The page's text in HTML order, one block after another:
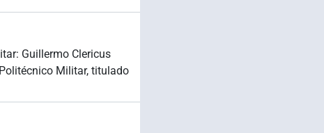
Guillermo Clericus
Militar, titulado